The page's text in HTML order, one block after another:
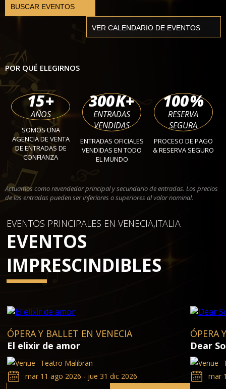
POR QUÉ ELEGIRNOS
15+
AÑOS
SOMOS UNA
AGENCIA DE VENTA
DE ENTRADAS DE
CONFIANZA
300K+
ENTRADAS
VENDIDAS
ENTRADAS OFICIALES
VENDIDAS EN TODO
EL MUNDO
100%
RESERVA
SEGURA
PROCESO DE PAGO
& RESERVA SEGURO
Actuamos como revendedor principal y secundario de entradas. Los precios
de las entradas pueden ser inferiores o superiores al valor nominal.
EVENTOS PRINCIPALES EN VENECIA,ITALIA
EVENTOS
IMPRESCINDIBLES
ÓPERA Y BALLET EN VENECIA
El elixir de amor
Teatro Malibran
mar 11 ago 2026 - jue 31 dic 2026
ÓPERA
Dear
mar